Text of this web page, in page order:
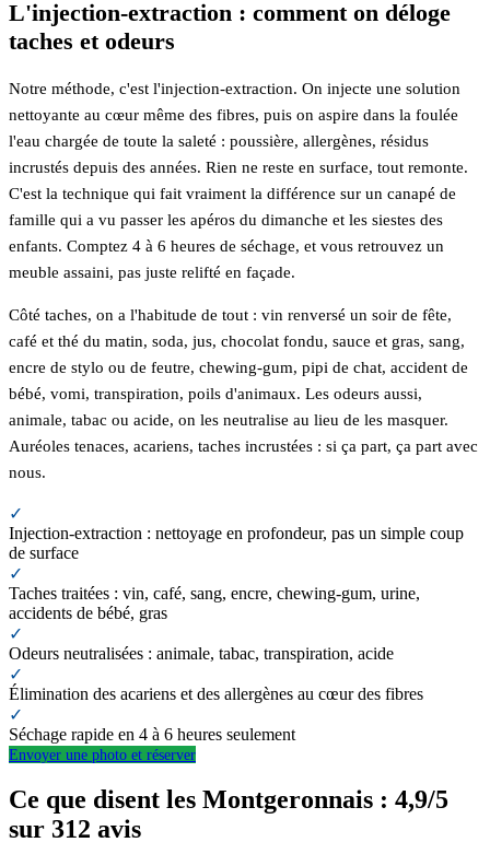
L'injection-extraction : comment on déloge
taches et odeurs
Notre méthode, c'est l'injection-extraction. On injecte une solution
nettoyante au cœur même des fibres, puis on aspire dans la foulée
l'eau chargée de toute la saleté : poussière, allergènes, résidus
incrustés depuis des années. Rien ne reste en surface, tout remonte.
C'est la technique qui fait vraiment la différence sur un canapé de
famille qui a vu passer les apéros du dimanche et les siestes des
enfants. Comptez 4 à 6 heures de séchage, et vous retrouvez un
meuble assaini, pas juste relifté en façade.
Côté taches, on a l'habitude de tout : vin renversé un soir de fête,
café et thé du matin, soda, jus, chocolat fondu, sauce et gras, sang,
encre de stylo ou de feutre, chewing-gum, pipi de chat, accident de
bébé, vomi, transpiration, poils d'animaux. Les odeurs aussi,
animale, tabac ou acide, on les neutralise au lieu de les masquer.
Auréoles tenaces, acariens, taches incrustées : si ça part, ça part avec
nous.
✓
Injection-extraction : nettoyage en profondeur, pas un simple coup
de surface
✓
Taches traitées : vin, café, sang, encre, chewing-gum, urine,
accidents de bébé, gras
✓
Odeurs neutralisées : animale, tabac, transpiration, acide
✓
Élimination des acariens et des allergènes au cœur des fibres
✓
Séchage rapide en 4 à 6 heures seulement
Envoyer une photo et réserver
Ce que disent les Montgeronnais : 4,9/5
sur 312 avis